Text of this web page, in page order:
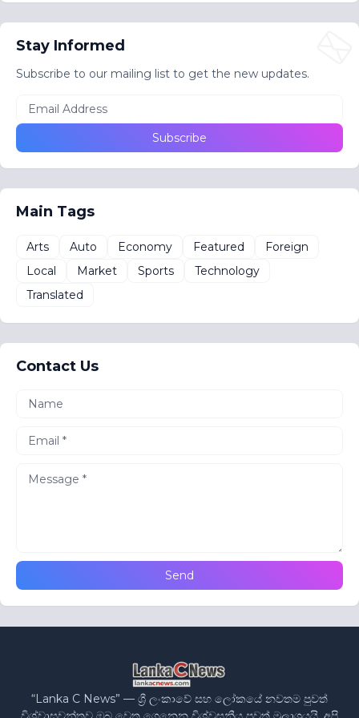
Stay Informed
Subscribe to our mailing list to get the new updates.
Main Tags
Arts Auto Economy Featured
Foreign
Local
Market Sports
Technology
Translated
Contact Us
“Lanka C News” — ශ්‍රී ලංකාවේ සහ ලෝකයේ නවතම පුවත්